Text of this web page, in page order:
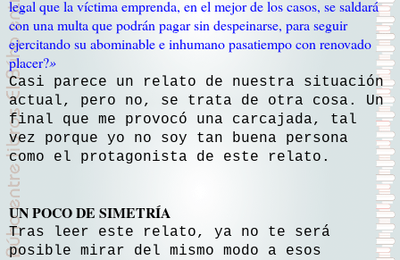
legal que la víctima emprenda, en el mejor de los casos, se saldará
con una multa que podrán pagar sin despeinarse, para seguir
ejercitando su abominable e inhumano pasatiempo con renovado
placer?»
Casi parece un relato de nuestra situación
actual, pero no, se trata de otra cosa. Un
final que me provocó una carcajada, tal
vez porque yo no soy tan buena persona
como el protagonista de este relato.
UN POCO DE SIMETRÍA
Tras leer este relato, ya no te será
posible mirar del mismo modo a esos